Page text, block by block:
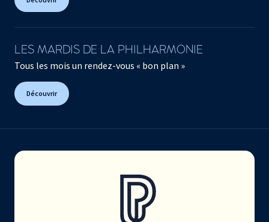
LES MARDIS DE LA PHILHARMONIE
Tous les mois un rendez-vous « bon plan »
Découvrir